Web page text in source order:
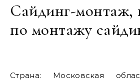
Сайдинг-монтаж,
по монтажу
Страна: Московская область Домодедово